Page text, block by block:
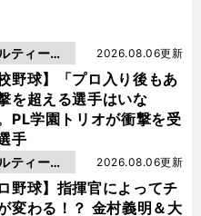
校野球】「プロ入り後もあ
を超える選手はいな
PL学園トリオが衝撃を受
手
2026.08.06更新
ティーバ
ロ野球】指揮官によってチ
変わる！？ 金村義明＆大
2026.08.06更新
ティーバ